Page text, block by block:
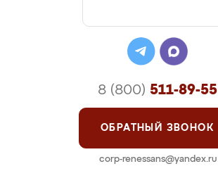
8 (800) 511-89-55
ОБРАТНЫЙ ЗВОНОК
corp-renessans@yandex.ru